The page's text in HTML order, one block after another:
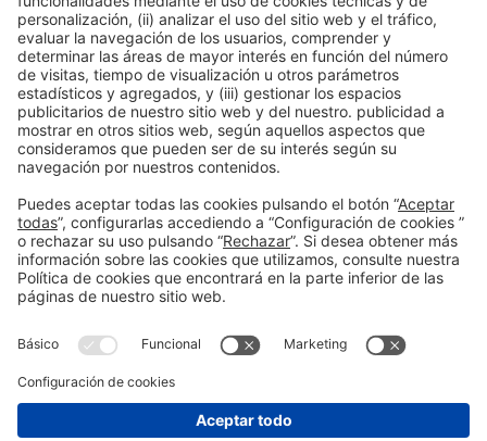
retirar el consentimiento otorgado. El ejercicio deoposición
tratamiento de sus datos para el envío de información publicitaria
por vía electrónica. También puede ejercer su derecho a lalimitación
del tratamiento, de forma que sus datos no serán suprimidos pero
el tratamiento de los mismos estará sujeto a limitaciones. El derecho
deportabilidadno aplica en este caso por la tipología de datos y
tratamiento de los mismos. El ejercicio de los derechos
anteriormente indicados se puede hacer por correo postal ante FIRA
INTERNACIONAL DE BARCELONA con domicilio en Av. Reina Mª
Cristina s/n, 08004, Barcelona o, por correo electrónico, a la
direccióndpo@firabarcelona.com. En ambos casos, deberá
identificar el mensaje con la referencia “Protección de Datos”.
10. Contacto
ponerse en contacto con nuestro DPO en
Asimismo, usted puede dirigir sus reclamaciones derivadas del
tratamiento de sus datos de carácter personal ante la Autoridad